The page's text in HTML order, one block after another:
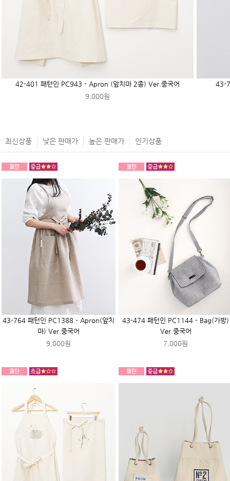
42-401 패턴인 PC943 - Apron (앞치마 2종) Ver.중국어
9,000원
43-
최신상품 낮은 판매가 높은 판매가 인기상품
43-764 패턴인 PC1388 - Apron(앞치
마) Ver.중국어
9,000원
43-474 패턴인 PC1144 - Bag(가방)
Ver.중국어
7,000원